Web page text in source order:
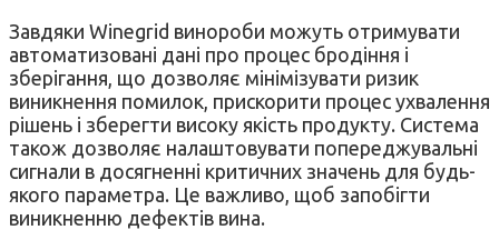
Завдяки Winegrid винороби можуть отримувати
автоматизовані дані про процес бродіння і
зберігання, що дозволяє мінімізувати ризик
виникнення помилок, прискорити процес ухвалення
рішень і зберегти високу якість продукту. Система
також дозволяє налаштовувати попереджувальні
сигнали в досягненні критичних значень для будь-
якого параметра. Це важливо, щоб запобігти
виникненню дефектів вина.